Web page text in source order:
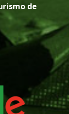
de